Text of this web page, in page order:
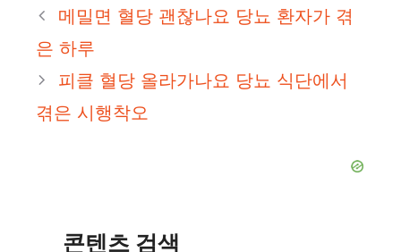
테
리
메밀면 혈당 괜찮나요 당뇨 환자가 겪
은 하루
피클 혈당 올라가나요 당뇨 식단에서
겪은 시행착오
콘텐츠 검색